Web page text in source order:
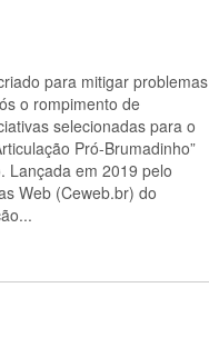
para mitigar problemas
o rompimento de
selecionadas para o
Pró-Brumadinho”
Lançada em 2019 pelo
Web (Ceweb.br) do